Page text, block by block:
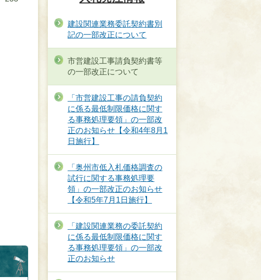
建設関連業務委託契約書別
記の一部改正について
市営建設工事請負契約書等
の一部改正について
「市営建設工事の請負契約
に係る最低制限価格に関す
る事務処理要領」の一部改
正のお知らせ【令和4年8月1
日施行】
「奥州市低入札価格調査の
試行に関する事務処理要
領」の一部改正のお知らせ
【令和5年7月1日施行】
「建設関連業務の委託契約
に係る最低制限価格に関す
る事務処理要領」の一部改
正のお知らせ